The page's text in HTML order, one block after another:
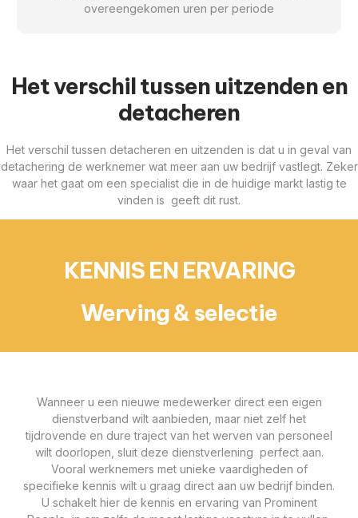
overeengekomen uren per periode
Het verschil tussen uitzenden en
detacheren
Het verschil tussen detacheren en uitzenden is dat u in geval van
detachering de werknemer wat meer aan uw bedrijf vastlegt. Zeker
waar het gaat om een specialist die in de huidige markt lastig te
vinden is geeft dit rust.
KENNIS EN ERVARING
Werving & selectie
Wanneer u een nieuwe medewerker direct een eigen
dienstverband wilt aanbieden, maar niet zelf het
tijdrovende en dure traject van het werven van personeel
wilt doorlopen, sluit deze dienstverlening perfect aan.
Vooral werknemers met unieke vaardigheden of
specifieke kennis wilt u graag direct aan uw bedrijf binden.
U schakelt hier de kennis en ervaring van Prominent